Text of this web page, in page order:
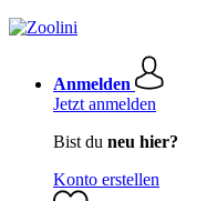
Anmelden
Jetzt anmelden
Bist du neu hier?
Konto erstellen